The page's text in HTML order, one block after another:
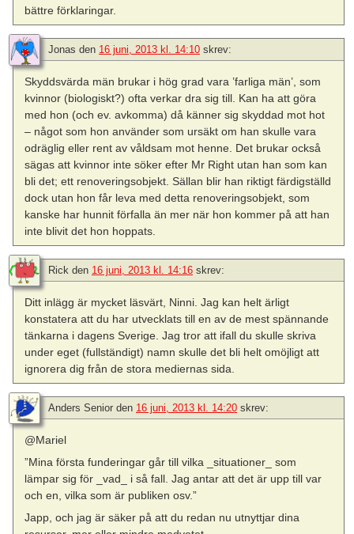
bättre förklaringar.
Jonas den 16 juni, 2013 kl. 14:10 skrev:
Skyddsvärda män brukar i hög grad vara ’farliga män’, som
kvinnor (biologiskt?) ofta verkar dra sig till. Kan ha att göra
med hon (och ev. avkomma) då känner sig skyddad mot hot
– något som hon använder som ursäkt om han skulle vara
odräglig eller rent av våldsam mot henne. Det brukar också
sägas att kvinnor inte söker efter Mr Right utan han som kan
bli det; ett renoveringsobjekt. Sällan blir han riktigt färdigställd
dock utan hon får leva med detta renoveringsobjekt, som
kanske har hunnit förfalla än mer när hon kommer på att han
inte blivit det hon hoppats.
Rick den 16 juni, 2013 kl. 14:16 skrev:
Ditt inlägg är mycket läsvärt, Ninni. Jag kan helt ärligt
konstatera att du har utvecklats till en av de mest spännande
tänkarna i dagens Sverige. Jag tror att ifall du skulle skriva
under eget (fullständigt) namn skulle det bli helt omöjligt att
ignorera dig från de stora mediernas sida.
Anders Senior den 16 juni, 2013 kl. 14:20 skrev:
@Mariel
”Mina första funderingar går till vilka _situationer_ som
lämpar sig för _vad_ i så fall. Jag antar att det är upp till var
och en, vilka som är publiken osv.”
Japp, och jag är säker på att du redan nu utnyttjar dina